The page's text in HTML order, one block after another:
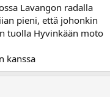
Lavangon radalla
pieni, että johonkin
tuolla Hyvinkään moto
kanssa